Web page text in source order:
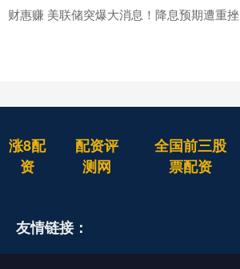
财惠赚 美联储突爆大消息！降息预期遭重挫
涨8配
资
配资评
测网
全国前三股
票配资
友情链接：